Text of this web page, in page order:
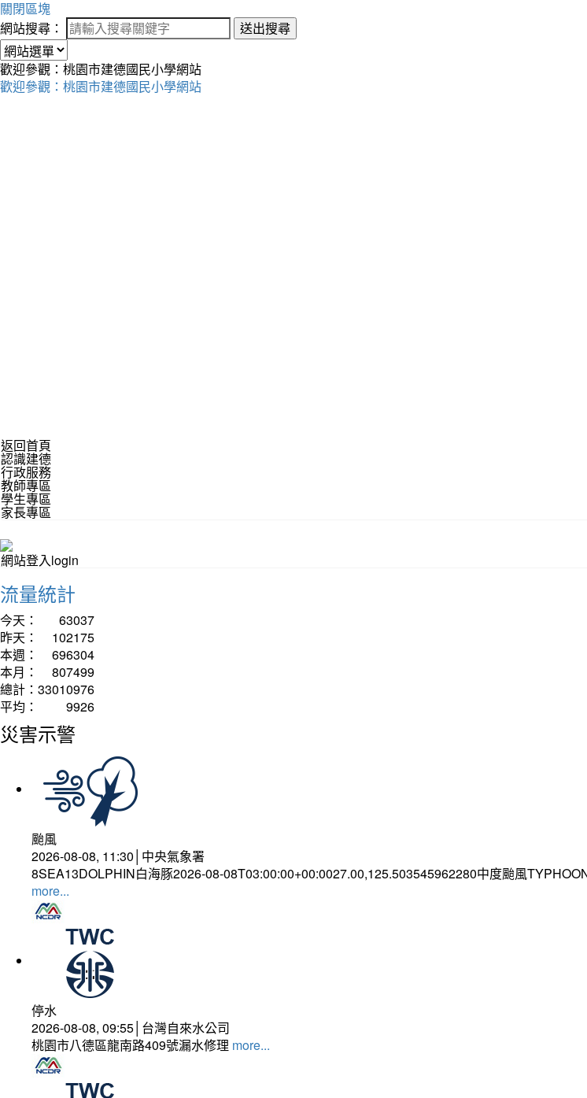
關閉區塊
網站搜尋：
送出搜尋
歡迎參觀：桃園市建德國民小學網站
歡迎參觀：桃園市建德國民小學網站
返回首頁
認識建德
行政服務
教師專區
學生專區
家長專區
網站登入login
流量統計
今天：
63037
昨天：
102175
本週：
696304
本月：
807499
總計： 33010976
平均：
9926
災害示警
颱風
2026-08-08, 11:30│中央氣象署
8SEA13DOLPHIN白海豚2026-08-08T03:00:00+00:0027.00,125.503545962280中度颱風
more...
停水
2026-08-08, 09:55│台灣自來水公司
桃園市八德區龍南路409號漏水修理 more...